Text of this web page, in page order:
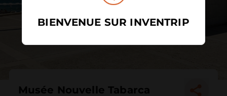
Musée Nouvelle Tabarca
BIENVENUE SUR INVENTRIP